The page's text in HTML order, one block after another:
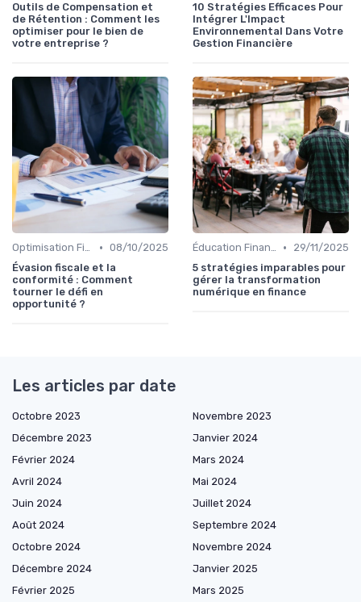
Outils de Compensation et
de Rétention : Comment les
optimiser pour le bien de
votre entreprise ?
10 Stratégies Efficaces Pour
Intégrer L'Impact
Environnemental Dans Votre
Gestion Financière
Optimisation Fiscale • 08/10/2025
Évasion fiscale et la
conformité : Comment
tourner le défi en
opportunité ?
Éducation Financière •
29/11/2025
5 stratégies imparables pour
gérer la transformation
numérique en finance
Les articles par date
Octobre 2023
Novembre 2023
Décembre 2023
Janvier 2024
Février 2024
Mars 2024
Avril 2024
Mai 2024
Juin 2024
Juillet 2024
Août 2024
Septembre 2024
Octobre 2024
Novembre 2024
Décembre 2024
Janvier 2025
Février 2025
Mars 2025